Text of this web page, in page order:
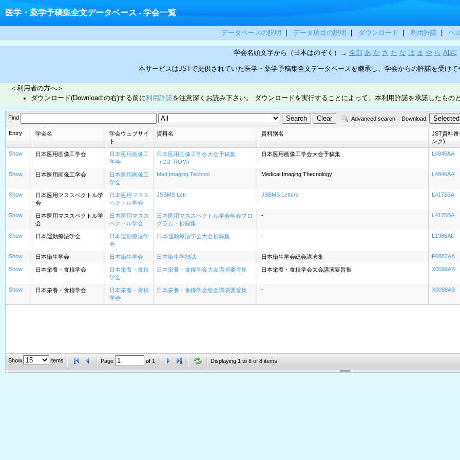
医学・薬学予稿集全文データベース - 学会一覧
データベースの説明 データ項目の説明 ダウンロード 利用許諾 ヘ
学会名頭文字から（日本はのぞく）→ 全部 あ か さ た な は ま や ら ABC
本サービスはJSTで提供されていた医学・薬学予稿集全文データベースを継承し、学会からの許諾を受けて
＜利用者の方へ＞
ダウンロード(Download:の右)する前に利用許諾を注意深くお読み下さい。 ダウンロードを実行することによって、本利用許諾を承諾したもの
Find Advanced search Download:
Entry 学会名
学会ウェブサイ
ト
資料名 資料別名
JST資料番
ンク)
Show 日本医用画像工学会
日本医用画像工
学会
日本医用画像工学会大会予稿集
（CD−ROM）
日本医用画像工学会大会予稿集 L4846AA
Show 日本医用画像工学会
日本医用画像工
学会
Med Imaging Technol Medical Imaging Thecnology L4846AA
Show
日本医用マススペクトル学
会
日本医用マスス
ペクトル学会
JSBMS Lett JSBMS Letters L4175BA
Show
日本医用マススペクトル学
会
日本医用マスス
ペクトル学会
日本医用マススペクトル学会年会プロ
グラム・抄録集
- L4175BA
Show 日本運動療法学会
日本運動療法学
会
日本運動療法学会大会抄録集 - L1986AC
Show 日本衛生学会 日本衛生学会 日本衛生学雑誌 日本衛生学会総会講演集 F0882AA
Show 日本栄養・食糧学会
日本栄養・食糧
学会
日本栄養・食糧学会大会講演要旨集 日本栄養・食糧学会大会講演要旨集 X0098AB
Show 日本栄養・食糧学会
日本栄養・食糧
学会
日本栄養・食糧学会総会講演要旨集 - X0098AB
Show items Page of 1 Displaying 1 to 8 of 8 items